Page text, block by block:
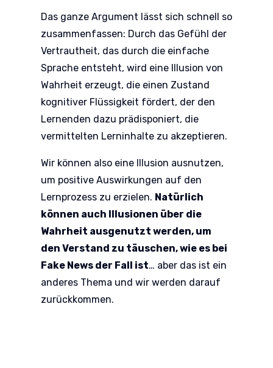
Das ganze Argument lässt sich schnell so
zusammenfassen: Durch das Gefühl der
Vertrautheit, das durch die einfache
Sprache entsteht, wird eine Illusion von
Wahrheit erzeugt, die einen Zustand
kognitiver Flüssigkeit fördert, der den
Lernenden dazu prädisponiert, die
vermittelten Lerninhalte zu akzeptieren.
Wir können also eine Illusion ausnutzen,
um positive Auswirkungen auf den
Lernprozess zu erzielen. Natürlich
können auch Illusionen über die
Wahrheit ausgenutzt werden, um
den Verstand zu täuschen, wie es bei
Fake News der Fall ist… aber das ist ein
anderes Thema und wir werden darauf
zurückkommen.